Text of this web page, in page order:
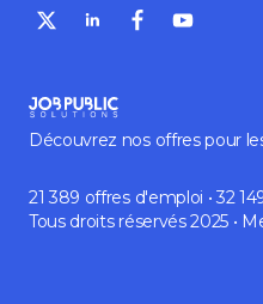
Découvrez nos offres pour
21 389 offres d'emploi • 32
Tous droits réservés 2025 •